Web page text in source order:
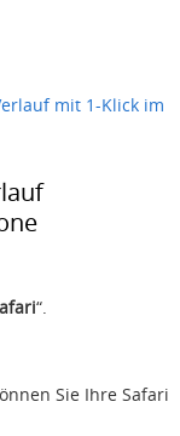
mit 1-Klick im
“.
Sie Ihre Safari